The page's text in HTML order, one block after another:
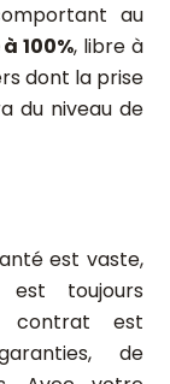
au
100%, libre à
dont la prise
du niveau de
est vaste,
est toujours
contrat est
de